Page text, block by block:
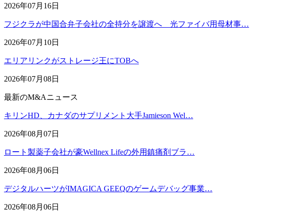
2026年07月16日
フジクラが中国合弁子会社の全持分を譲渡へ 光ファイバ用母材事…
2026年07月10日
エリアリンクがストレージ王にTOBへ
2026年07月08日
最新のM&Aニュース
キリンHD、カナダのサプリメント大手Jamieson Wel…
2026年08月07日
ロート製薬子会社が豪Wellnex Lifeの外用鎮痛剤ブラ…
2026年08月06日
デジタルハーツがIMAGICA GEEQのゲームデバッグ事業…
2026年08月06日